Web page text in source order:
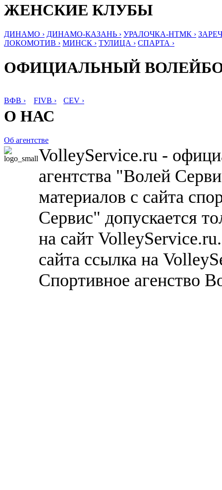
ЖЕНСКИЕ КЛУБЫ
ДИНАМО › ДИНАМО-КАЗАНЬ › УРАЛОЧКА-НТМК ›
ЛОКОМОТИВ › МИНСК › ТУЛИЦА › СПАРТА ›
ОФИЦИАЛЬНЫЙ
ВФВ › FIVB › CEV ›
О НАС
Об агентстве
VolleyService.ru -
агентства "Волей
материалов с сайта
Сервис" допускается
на сайт
сайта ссылка на
Спортивное агенство